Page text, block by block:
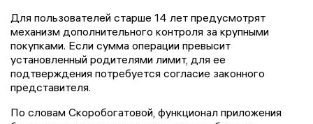
Для пользователей старше 14 лет предусмотрят
механизм дополнительного контроля за крупными
покупками. Если сумма операции превысит
установленный родителями лимит, для ее
подтверждения потребуется согласие законного
представителя.
По словам Скоробогатовой, функционал приложения